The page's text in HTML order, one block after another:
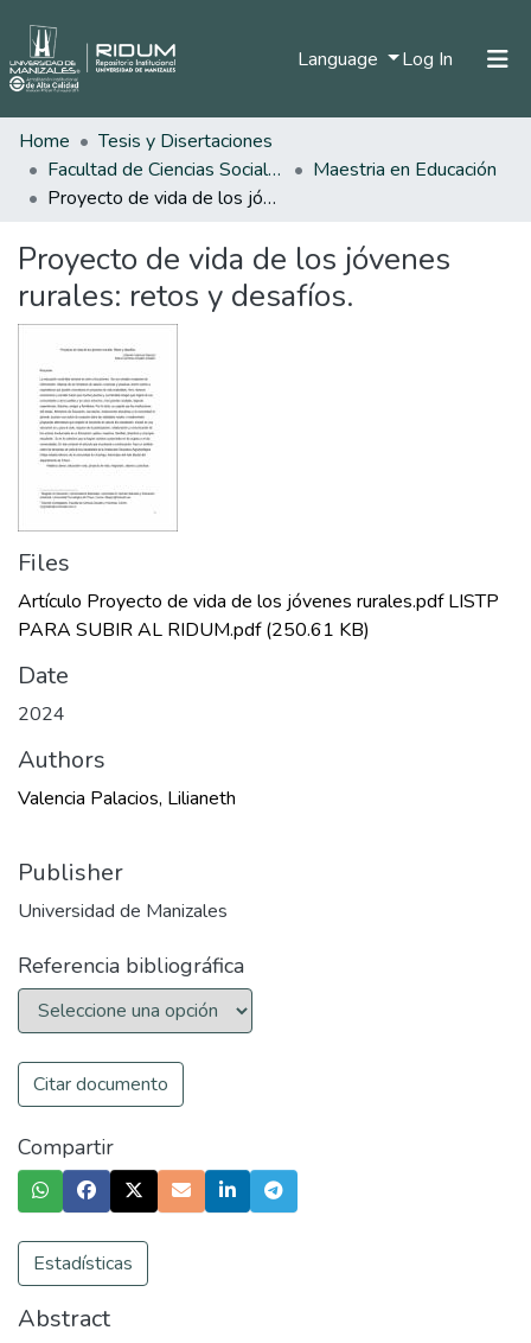
Language Log In (current)
Home
Tesis y Disertaciones
Facultad de Ciencias Sociales y Humanas
Maestria en Educación
Proyecto de vida de los jóvenes rurales: retos y desafíos.
Proyecto de vida de los jóvenes
rurales: retos y desafíos.
Files
Artículo Proyecto de vida de los jóvenes rurales.pdf LISTP
PARA SUBIR AL RIDUM.pdf(250.61 KB)
Date
2024
Authors
Valencia Palacios, Lilianeth
Publisher
Universidad de Manizales
Referencia bibliográfica
Citar documento
Compartir
Estadísticas
Abstract